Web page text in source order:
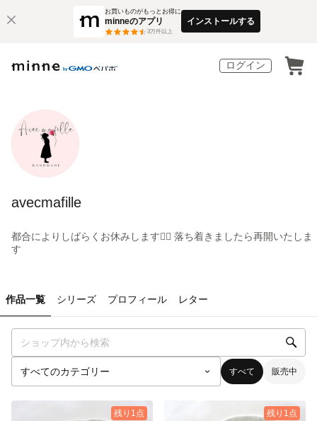
お買いものがもっとお得に
minneのアプリ
3万件以上
インストールする
ログイン
avecmafille
都合によりしばらくお休みします🙇‍♀️ 落ち着きましたら再開いたしま
す
作品一覧 シリーズ プロフィール レター
すべて 販売中
残り1点 残り1点